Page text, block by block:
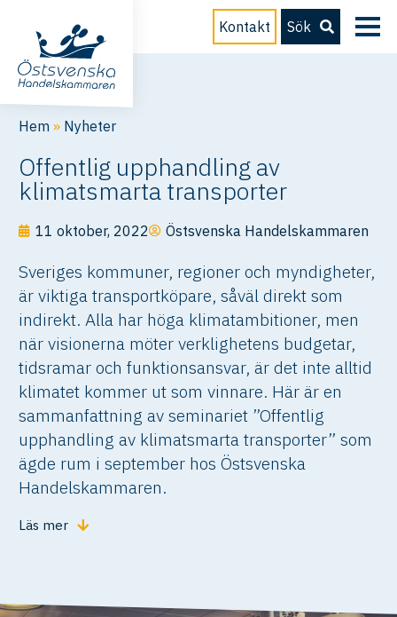
Kontakt Sök
Hem » Nyheter
Offentlig upphandling av
klimatsmarta transporter
11 oktober, 2022 Östsvenska Handelskammaren
Sveriges kommuner, regioner och myndigheter,
är viktiga transportköpare, såväl direkt som
indirekt. Alla har höga klimatambitioner, men
när visionerna möter verklighetens budgetar,
tidsramar och funktionsansvar, är det inte alltid
klimatet kommer ut som vinnare. Här är en
sammanfattning av seminariet ”Offentlig
upphandling av klimatsmarta transporter” som
ägde rum i september hos Östsvenska
Handelskammaren.
Läs mer